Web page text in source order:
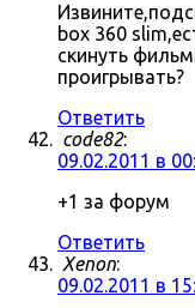
box 360
скинуть
проигрывать?
Ответить
code82:
09.02.2011 в
+1 за форум
Ответить
Xenon:
09.02.2011 в